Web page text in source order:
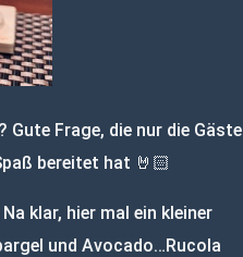
Frage, die nur die Gäste
bereitet hat 🤘🏻
klar, hier mal ein kleiner
und Avocado…Rucola